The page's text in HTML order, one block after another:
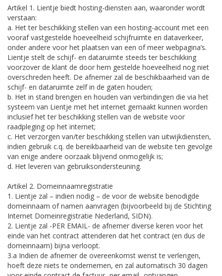
Artikel 1. Lientje biedt hosting-diensten aan, waaronder wordt
verstaan:
a. Het ter beschikking stellen van een hosting-account met een
vooraf vastgestelde hoeveelheid schijfruimte en dataverkeer,
onder andere voor het plaatsen van een of meer webpagina’s.
Lientje stelt de schijf- en dataruimte steeds ter beschikking
voorzover de klant de door hem gestelde hoeveelheid nog niet
overschreden heeft. De afnemer zal de beschikbaarheid van de
schijf- en dataruimte zelf in de gaten houden;
b. Het in stand brengen en houden van verbindingen die via het
systeem van Lientje met het internet gemaakt kunnen worden
inclusief het ter beschikking stellen van de website voor
raadpleging op het internet;
c. Het verzorgen van/ter beschikking stellen van uitwijkdiensten,
indien gebruik c.q. de bereikbaarheid van de website ten gevolge
van enige andere oorzaak blijvend onmogelijk is;
d. Het leveren van gebruiksondersteuning.
Artikel 2. Domeinnaamregistratie
1. Lientje zal – indien nodig – de voor de website benodigde
domeinnaam of namen aanvragen (bijvoorbeeld bij de Stichting
Internet Domeinregistratie Nederland, SIDN).
2. Lientje zal -PER EMAIL- de afnemer diverse keren voor het
einde van het contract attenderen dat het contract (en dus de
domeinnaam) bijna verloopt.
3.a Indien de afnemer de overeenkomst wenst te verlengen,
hoeft deze niets te ondernemen, en zal automatisch 30 dagen